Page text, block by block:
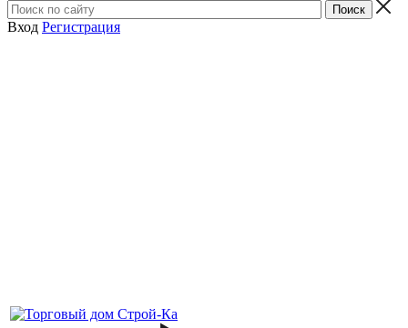
Вход Регистрация